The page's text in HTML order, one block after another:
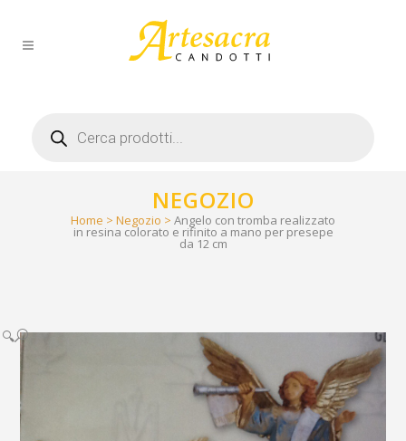
search
NEGOZIO
Home > Negozio > Angelo con tromba realizzato
in resina colorato e rifinito a mano per presepe
da 12 cm
🔍